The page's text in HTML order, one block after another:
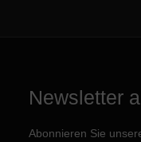
Newsletter
Abonnieren Sie